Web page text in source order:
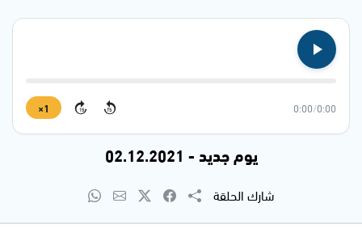
0:00
/
0:00
15
15
1×
يوم جديد - 02.12.2021
شارك الحلقة